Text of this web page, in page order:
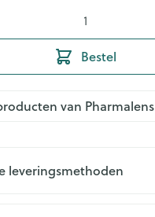
Bestel
van Pharmalens
leveringsmethoden